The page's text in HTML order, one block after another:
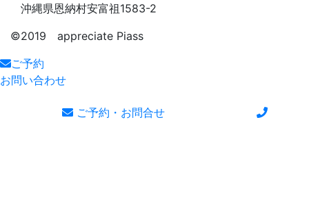
沖縄県恩納村安富祖1583-2
©️2019 appreciate Piass
ご予約
お問い合わせ
ご予約・お問合せ